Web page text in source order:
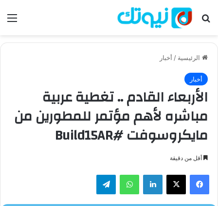
بحث عن
الرئيسية / أخبار
أخبار
الأربعاء القادم .. تغطية عربية
مباشره لأهم مؤتمر للمطورين من
مايكروسوفت #Build15AR
أقل من دقيقة
فيسبوك لينكدإن واتساب